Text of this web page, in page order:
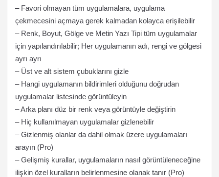
– Favori olmayan tüm uygulamalara, uygulama
çekmecesini açmaya gerek kalmadan kolayca erişilebilir
– Renk, Boyut, Gölge ve Metin Yazı Tipi tüm uygulamalar
için yapılandırılabilir; Her uygulamanın adı, rengi ve gölgesi
ayrı ayrı
– Üst ve alt sistem çubuklarını gizle
– Hangi uygulamanın bildirimleri olduğunu doğrudan
uygulamalar listesinde görüntüleyin
– Arka planı düz bir renk veya görüntüyle değiştirin
– Hiç kullanılmayan uygulamalar gizlenebilir
– Gizlenmiş olanlar da dahil olmak üzere uygulamaları
arayın (Pro)
– Gelişmiş kurallar, uygulamaların nasıl görüntüleneceğine
ilişkin özel kuralların belirlenmesine olanak tanır (Pro)